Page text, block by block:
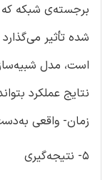
برجسته‌ی شبکه که
شده تأثیر
است، مدل
نتایج عملکرد
زمان- واقعی
5- نتیجه‌گیری